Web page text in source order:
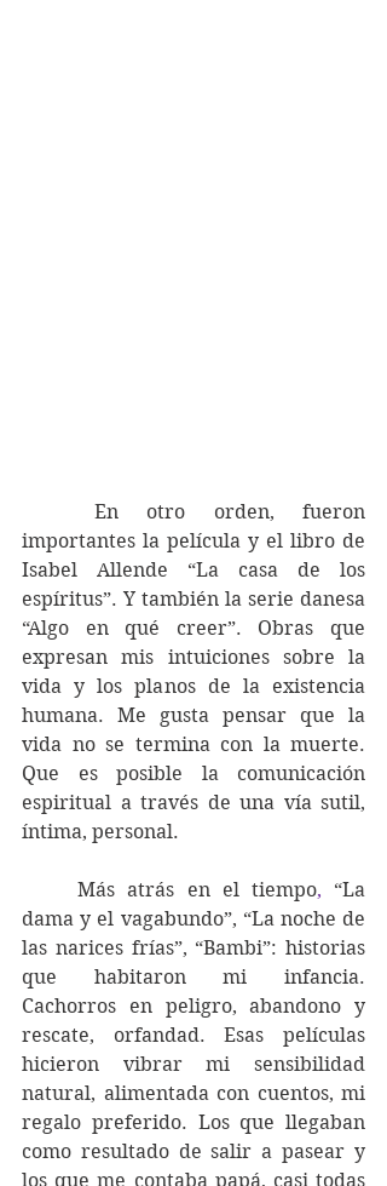
importantes la película y el libro de
Isabel Allende “La casa de los
espíritus”. Y también la serie danesa
“Algo en qué creer”. Obras que
expresan mis intuiciones sobre la
vida y los planos de la existencia
humana. Me gusta pensar que la
vida no se termina con la muerte.
Que es posible la comunicación
espiritual a través de una vía sutil,
íntima, personal.
	Más atrás en el tiempo
, “La
dama y el vagabundo”, “La noche de
las narices frías”, “Bambi”: historias
que habitaron mi infancia.
Cachorros en peligro, abandono y
rescate, orfandad. Esas películas
hicieron vibrar mi sensibilidad
natural, alimentada con cuentos, mi
regalo preferido. Los que llegaban
como resultado de salir a pasear y
los que me contaba papá, casi todas